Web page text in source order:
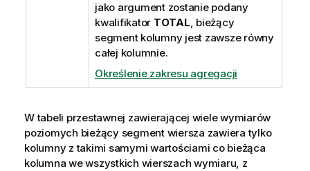
jako argument zostanie podany
kwalifikator TOTAL, bieżący
segment kolumny jest zawsze równy
całej kolumnie.
Określenie zakresu agregacji
W tabeli przestawnej zawierającej wiele wymiarów
poziomych bieżący segment wiersza zawiera tylko
kolumny z takimi samymi wartościami co bieżąca
kolumna we wszystkich wierszach wymiaru, z